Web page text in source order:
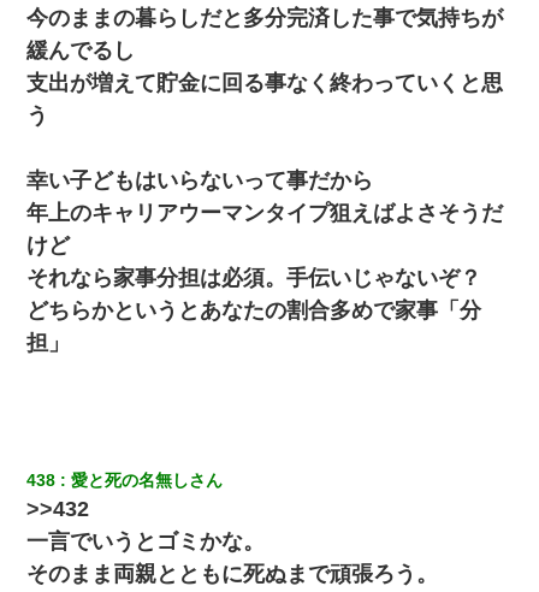
医者「糖尿病で余命1年です」 ワイ「知らんわｗどうせ死ぬなら
食べる量増やすわｗ」→結果ｗｗｗｗｗ
日曜日、会社の窓を見ると同僚の姿。俺（あれ？ディズニーシー
じゃ？）→俺電話「今何してんの？」同僚「シーで並んでるこ
と！」俺「会社にいない？」→次の瞬間、すごい鳥肌が立った
【衝撃】女友達から行為中に告白されてOKした結果
転職先が決まったので退職の意思を伝えたら。上司「無責任」
「簡単には辞めさせない」私（どうせ辞めるし…）→ 思いっきり
反論をしてみた
嘘をついてフリン旅行へ出かけた嫁→翌日、嫁「ただいま～」旦
今のままの暮らしだと多分完済した事で気持ちが
緩んでるし
支出が増えて貯金に回る事なく終わっていくと思
う
幸い子どもはいらないって事だから
年上のキャリアウーマンタイプ狙えばよさそうだ
けど
それなら家事分担は必須。手伝いじゃないぞ？
どちらかというとあなたの割合多めで家事「分
担」
438 愛と死の名無しさん
>>432
一言でいうとゴミかな。
そのまま両親とともに死ぬまで頑張ろう。